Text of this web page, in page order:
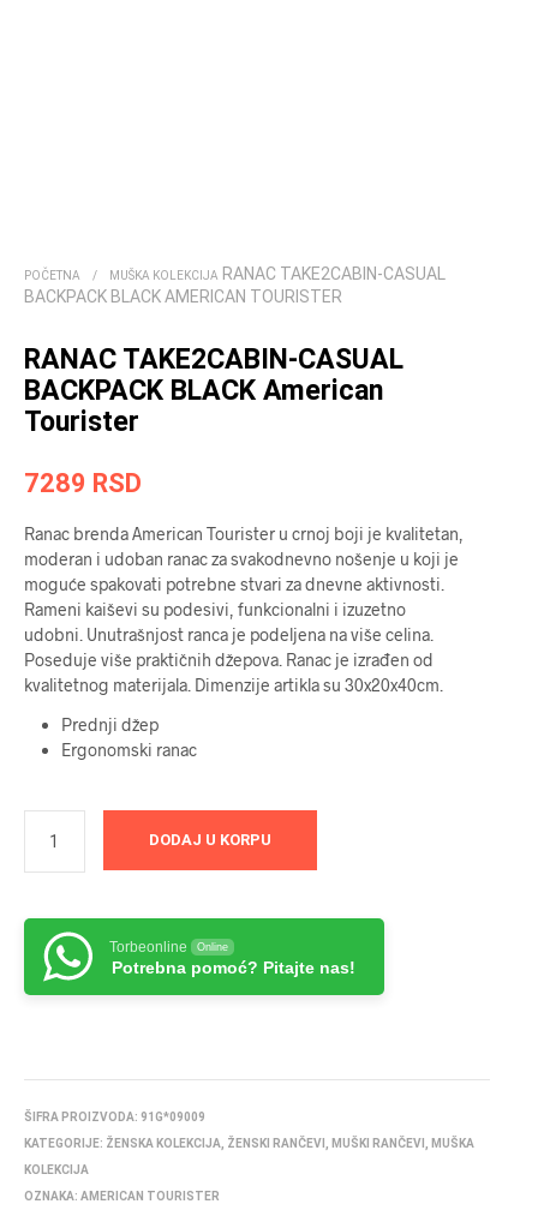
POČETNA / MUŠKA KOLEKCIJA RANAC TAKE2CABIN-CASUAL
BACKPACK BLACK AMERICAN TOURISTER
RANAC TAKE2CABIN-CASUAL
BACKPACK BLACK American
Tourister
7289 RSD
Ranac brenda American Tourister u crnoj boji je kvalitetan,
moderan i udoban ranac za svakodnevno nošenje u koji je
moguće spakovati potrebne stvari za dnevne aktivnosti.
Rameni kaiševi su podesivi, funkcionalni i izuzetno
udobni. Unutrašnjost ranca je podeljena na više celina.
Poseduje više praktičnih džepova. Ranac je izrađen od
kvalitetnog materijala. Dimenzije artikla su 30x20x40cm.
Prednji džep
Ergonomski ranac
DODAJ U KORPU
Torbeonline Online
Potrebna pomoć? Pitajte nas!
ŠIFRA PROIZVODA: 91G*09009
KATEGORIJE: ŽENSKA KOLEKCIJA, ŽENSKI RANČEVI , MUŠKI RANČEVI , MUŠKA
KOLEKCIJA
OZNAKA: AMERICAN TOURISTER